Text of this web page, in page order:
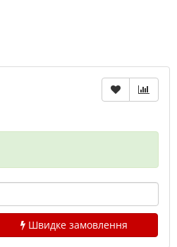
Швидке замовлення